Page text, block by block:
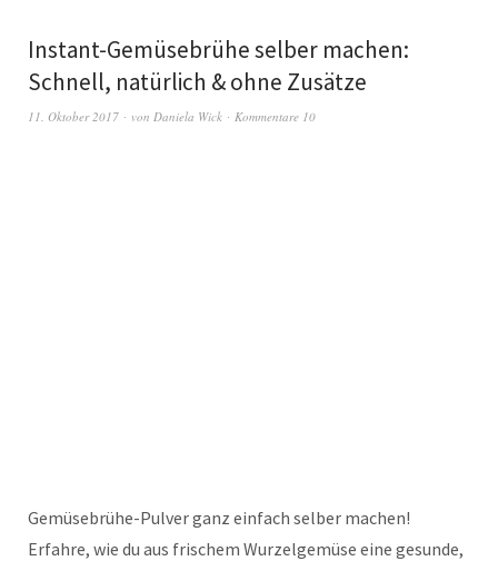
Instant-Gemüsebrühe selber machen:
Schnell, natürlich & ohne Zusätze
11. Oktober 2017 von Daniela Wick Kommentare 10
Gemüsebrühe-Pulver ganz einfach selber machen!
Erfahre, wie du aus frischem Wurzelgemüse eine gesunde,